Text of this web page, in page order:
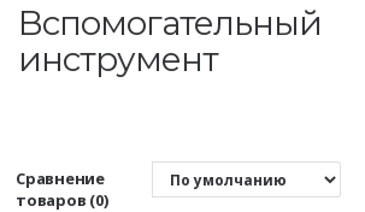
Вспомогательный
инструмент
Сравнение
товаров (0)